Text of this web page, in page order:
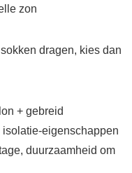
zon
dragen, kies dan
+ gebreid
eigenschappen
duurzaamheid om